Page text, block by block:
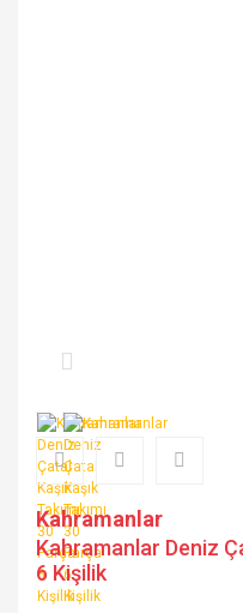
Kahramanlar
Kahramanlar Deniz
6 Kişilik